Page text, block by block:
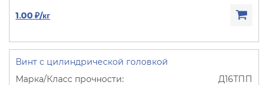
1.00 ₽/кг
Винт с цилиндрической головкой
Д16ТПП